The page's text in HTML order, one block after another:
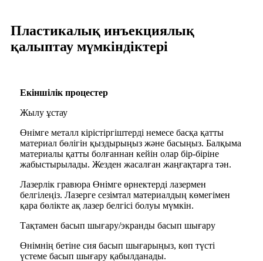
Пластикалық инъекциялық
қалыптау мүмкіндіктері
Екіншілік процестер
Жылу ұстау
Өнімге металл кірістіргіштерді немесе басқа қатты
материал бөлігін қыздырыңыз және басыңыз. Балқыма
материалы қатты болғаннан кейін олар бір-біріне
жабыстырылады. Жезден жасалған жаңғақтарға тән.
Лазерлік гравюра Өнімге өрнектерді лазермен
белгілеңіз. Лазерге сезімтал материалдың көмегімен
қара бөлікте ақ лазер белгісі болуы мүмкін.
Тақтамен басып шығару/экранды басып шығару
Өнімнің бетіне сия басып шығарыңыз, көп түсті
үстеме басып шығару қабылданады.